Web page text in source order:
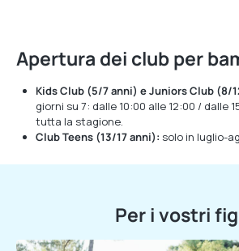
Apertura dei club per
Kids Club (5/7 anni) e Juniors Club (8/
giorni su 7: dalle 10:00 alle 12:00 / dalle
tutta la stagione.
Club Teens (13/17 anni): solo in luglio-
Per i vostri